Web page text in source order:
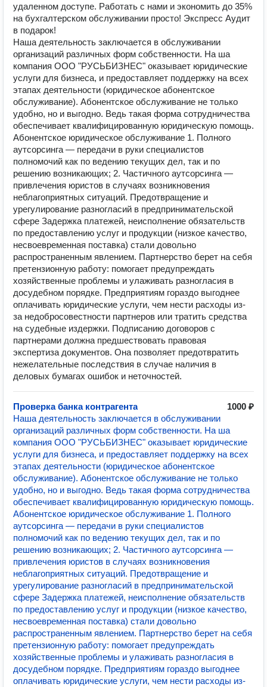
удаленном доступе. Работать с нами и экономить до 35%
на бухгалтерском обслуживании просто! Экспресс Аудит
в подарок!
Наша деятельность заключается в обслуживании
организаций различных форм собственности. На ша
компания ООО "РУСЬБИЗНЕС" оказывает юридические
услуги для бизнеса, и предоставляет поддержку на всех
этапах деятельности (юридическое абонентское
обслуживание). Абонентское обслуживание не только
удобно, но и выгодно. Ведь такая форма сотрудничества
обеспечивает квалифицированную юридическую помощь.
Абонентское юридическое обслуживание 1. Полного
аутсорсинга — передачи в руки специалистов
полномочий как по ведению текущих дел, так и по
решению возникающих; 2. Частичного аутсорсинга —
привлечения юристов в случаях возникновения
неблагоприятных ситуаций. Предотвращение и
урегулирование разногласий в предпринимательской
сфере Задержка платежей, неисполнение обязательств
по предоставлению услуг и продукции (низкое качество,
несвоевременная поставка) стали довольно
распространенным явлением. Партнерство берет на себя
претензионную работу: помогает предупреждать
хозяйственные проблемы и улаживать разногласия в
досудебном порядке. Предприятиям гораздо выгоднее
оплачивать юридические услуги, чем нести расходы из-
за недобросовестности партнеров или тратить средства
на судебные издержки. Подписанию договоров с
партнерами должна предшествовать правовая
экспертиза документов. Она позволяет предотвратить
нежелательные последствия в случае наличия в
деловых бумагах ошибок и неточностей.
Проверка банка контрагента
1000 ₽
Наша деятельность заключается в обслуживании
организаций различных форм собственности. На ша
компания ООО "РУСЬБИЗНЕС" оказывает юридические
услуги для бизнеса, и предоставляет поддержку на всех
этапах деятельности (юридическое абонентское
обслуживание). Абонентское обслуживание не только
удобно, но и выгодно. Ведь такая форма сотрудничества
обеспечивает квалифицированную юридическую помощь.
Абонентское юридическое обслуживание 1. Полного
аутсорсинга — передачи в руки специалистов
полномочий как по ведению текущих дел, так и по
решению возникающих; 2. Частичного аутсорсинга —
привлечения юристов в случаях возникновения
неблагоприятных ситуаций. Предотвращение и
урегулирование разногласий в предпринимательской
сфере Задержка платежей, неисполнение обязательств
по предоставлению услуг и продукции (низкое качество,
несвоевременная поставка) стали довольно
распространенным явлением. Партнерство берет на себя
претензионную работу: помогает предупреждать
хозяйственные проблемы и улаживать разногласия в
досудебном порядке. Предприятиям гораздо выгоднее
оплачивать юридические услуги, чем нести расходы из-